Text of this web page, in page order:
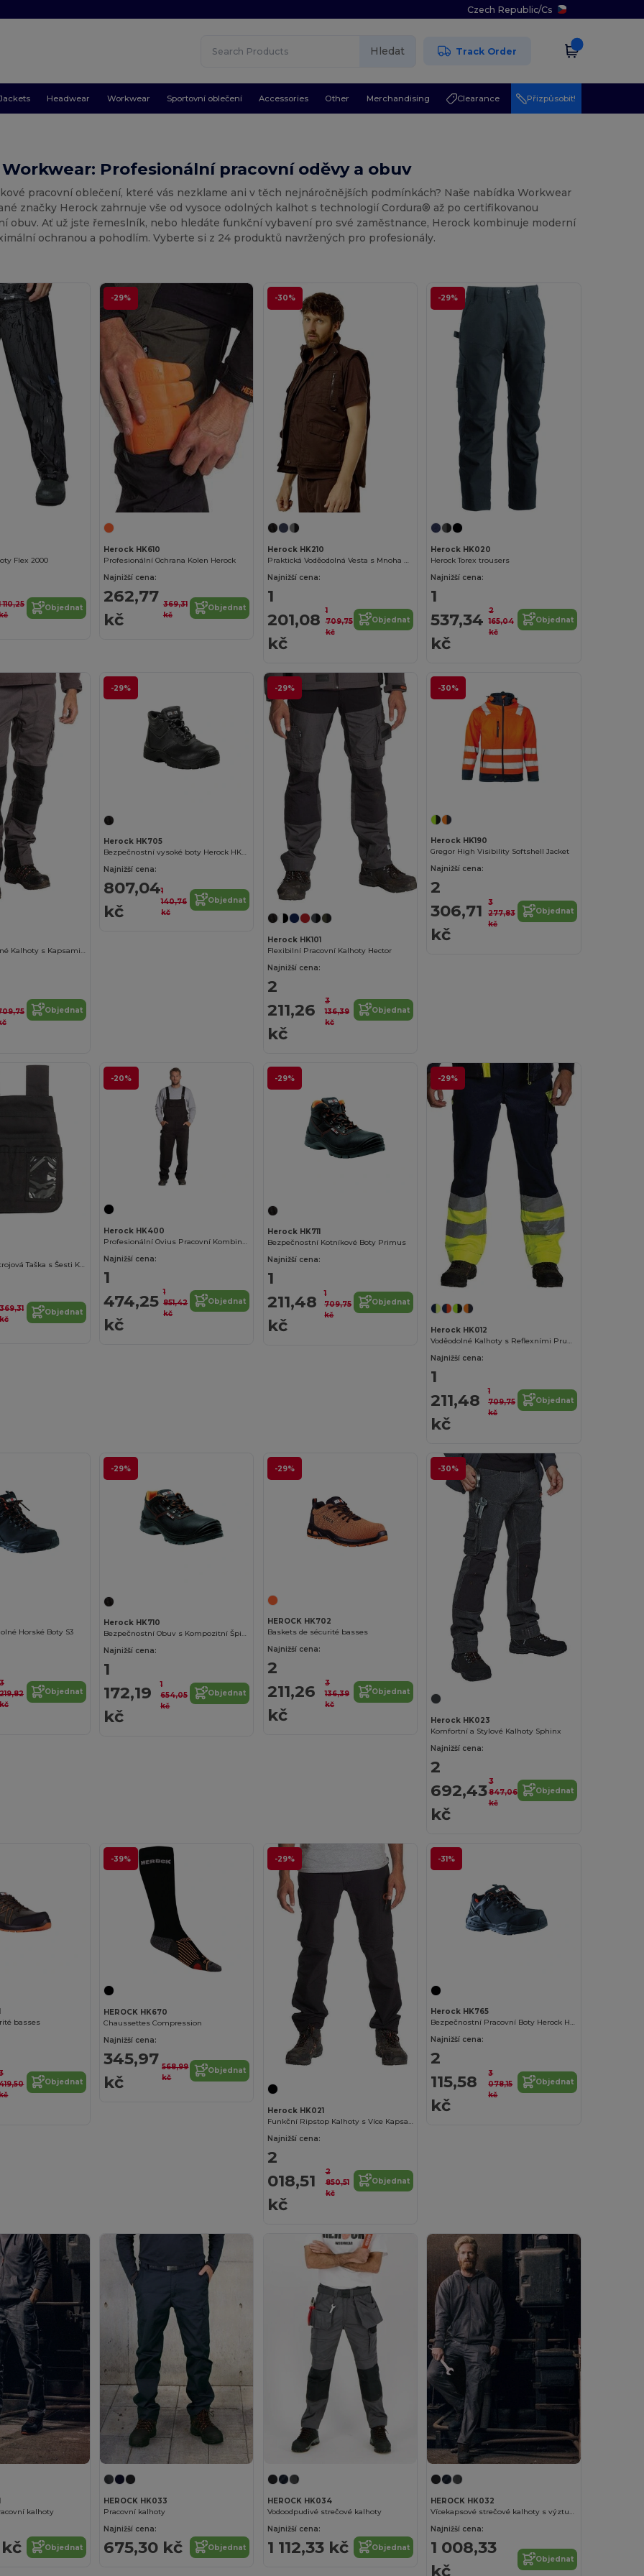
Czech Republic/Cs
Hledat Track Order
Headwear Workwear Sportovní oblečení Accessories Other Merchandising Clearance Přizpůsobit!
Profesionální pracovní oděvy a obuv
pracovní oblečení, které vás nezklame ani v těch nejnáročnějších podmínkách? Naše nabídka Workwear
značky Herock zahrnuje vše od vysoce odolných kalhot s technologií Cordura® až po certifikovanou
obuv. Ať už jste řemeslník, nebo hledáte funkční vybavení pro své zaměstnance, Herock kombinuje moderní
ochranou a pohodlím. Vyberte si z 24 produktů navržených pro profesionály.
Flex 2000
110,25
Objednat
-29%
Herock HK610
Profesionální Ochrana Kolen Herock
Najnižší cena:
262,77
kč
369,31
kč
Objednat
-30%
Herock HK210
Praktická Voděodolná Vesta s Mnoha Kapsami
Najnižší cena:
1
201,08
kč
1
709,75
kč
Objednat
-29%
Herock HK020
Herock Torex trousers
Najnižší cena:
1
537,34
kč
2
165,04
kč
Objednat
Odolné Voděodolné Kalhoty s Kapsami a Ochrannými Prvky
Objednat
-29%
Herock HK705
Bezpečnostní vysoké boty Herock HK705
Najnižší cena:
807,04
kč
1
140,76
kč
Objednat
-29%
Herock HK101
Flexibilní Pracovní Kalhoty Hector
Najnižší cena:
2
211,26
kč
3
136,39
kč
Objednat
-30%
Herock HK190
Gregor High Visibility Softshell Jacket
Najnižší cena:
2
306,71
kč
3
277,83
kč
Objednat
369,31
kč
Objednat
-20%
Herock HK400
Profesionální Ovius Pracovní Kombinéza
Najnižší cena:
1
474,25
kč
1
851,42
kč
Objednat
-29%
Herock HK711
Bezpečnostní Kotníkové Boty Primus
Najnižší cena:
1
211,48
kč
1
709,75
kč
Objednat
-29%
Herock HK012
Voděodolné Kalhoty s Reflexními Pruhy a Kapsami
Najnižší cena:
1
211,48
kč
1
709,75
kč
Objednat
Horské Boty S3
3
219,82
kč
Objednat
-29%
Herock HK710
Bezpečnostní Obuv s Kompozitní Špičkou a PU Přední Částí
Najnižší cena:
1
172,19
kč
1
654,05
kč
Objednat
-29%
HEROCK HK702
Baskets de sécurité basses
Najnižší cena:
2
211,26
kč
3
136,39
kč
Objednat
-30%
Herock HK023
Komfortní a Stylové Kalhoty Sphinx
Najnižší cena:
2
692,43
kč
3
847,06
kč
Objednat
basses
Objednat
-39%
HEROCK HK670
Chaussettes Compression
Najnižší cena:
345,97
kč
568,99
kč
Objednat
-29%
Herock HK021
Funkční Ripstop Kalhoty s Více Kapsami
Najnižší cena:
2
018,51
kč
2
850,51
kč
Objednat
-31%
Herock HK765
Bezpečnostní Pracovní Boty Herock HK765
Najnižší cena:
2
115,58
kč
3
078,15
kč
Objednat
kalhoty
Objednat
HEROCK HK033
Pracovní kalhoty
Najnižší cena:
675,30 kč Objednat
HEROCK HK034
Vodoodpudivé strečové kalhoty
Najnižší cena:
1 112,33 kč Objednat
HEROCK HK032
Vícekapsové strečové kalhoty s výztuhami
Najnižší cena:
1 008,33
kč
Objednat
Máte
245Kč slevu!
koho nakupujete?
Osobní
Firemní